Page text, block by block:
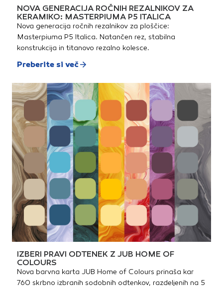
NOVA GENERACIJA ROČNIH REZALNIKOV ZA
KERAMIKO: MASTERPIUMA P5 ITALICA
Nova generacija ročnih rezalnikov za ploščice:
Masterpiuma P5 Italica. Natančen rez, stabilna
konstrukcija in titanovo rezalno kolesce.
Preberite si več
IZBERI PRAVI ODTENEK Z JUB HOME OF
COLOURS
Nova barvna karta JUB Home of Colours prinaša kar
760 skrbno izbranih sodobnih odtenkov, razdeljenih na 5